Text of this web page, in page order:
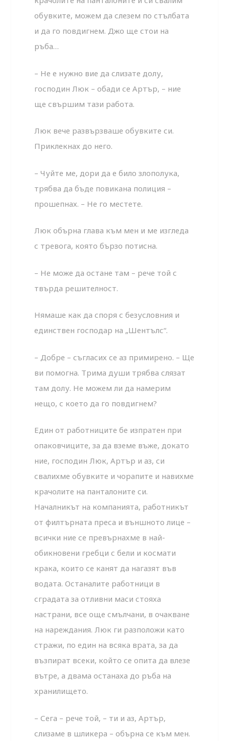
обувките, можем да слезем по стълбата
и да го повдигнем. Джо ще стои на
ръба…
– Не е нужно вие да слизате долу,
господин Люк – обади се Артър, – ние
ще свършим тази работа.
Люк вече развързваше обувките си.
Приклекнах до него.
– Чуйте ме, дори да е било злополука,
трябва да бъде повикана полиция –
прошепнах. – Не го местете.
Люк обърна глава към мен и ме изгледа
с тревога, която бързо потисна.
– Не може да остане там – рече той с
твърда решителност.
Нямаше как да споря с безусловния и
единствен господар на „Шентълс“.
– Добре – съгласих се аз примирено. – Ще
ви помогна. Трима души трябва слязат
там долу. Не можем ли да намерим
нещо, с което да го повдигнем?
Един от работниците бе изпратен при
опаковчиците, за да вземе въже, докато
ние, господин Люк, Артър и аз, си
свалихме обувките и чорапите и навихме
крачолите на панталоните си.
Началникът на компанията, работникът
от филтърната преса и външното лице –
всички ние се превърнахме в най-
обикновени гребци с бели и космати
крака, които се канят да нагазят във
водата. Останалите работници в
сградата за отливни маси стояха
настрани, все още смълчани, в очакване
на нареждания. Люк ги разположи като
стражи, по един на всяка врата, за да
възпират всеки, който се опита да влезе
вътре, а двама останаха до ръба на
хранилището.
– Сега – рече той, – ти и аз, Артър,
слизаме в шликера – обърна се към мен.